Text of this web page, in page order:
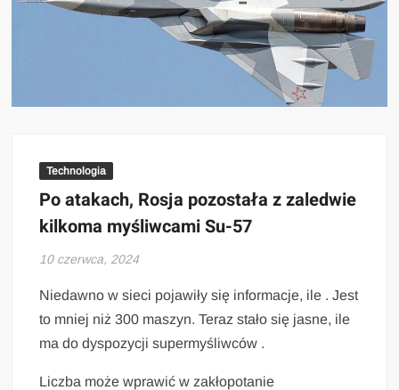
Technologia
Po atakach, Rosja pozostała z zaledwie
kilkoma myśliwcami Su-57
10 czerwca, 2024
Niedawno w sieci pojawiły się informacje, ile . Jest
to mniej niż 300 maszyn. Teraz stało się jasne, ile
ma do dyspozycji supermyśliwców .
Liczba może wprawić w zakłopotanie